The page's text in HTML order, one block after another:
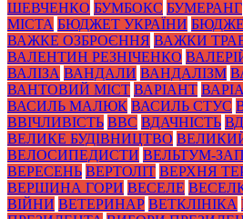
ШЕВЧЕНКО БУМБОКС БУМЕРАНГ
МІСТА БЮДЖЕТ УКРАЇНИ
ВАЖКЕ ОЗБРОЄННЯ ВАЖКИ
ВАЛЕНТИН РЕЗНІЧЕНКО
ВАЛІЗА ВАНДАЛИ ВАНДАЛІЗМ
ВАНТОВИЙ МІСТ ВАРІАНТ
ВАСИЛЬ МАЛЮК ВАСИЛЬ СТУС
ВВІЧЛИВІСТЬ ВВС ВДАЧНІСТЬ
ВЕЛИКЕ БУДІВНИЦТВО
ВЕЛОСИПЕДИСТИ ВЕЛЬТУМ-
ВЕРЕСЕНЬ ВЕРТОЛІТ ВЕРХНЯ
ВЕРШИНА ГОРИ ВЕСЕЛЕ
ВІЙНИ ВЕТЕРИНАР ВЕТКЛІНІКА